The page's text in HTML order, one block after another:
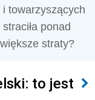
towarzyszących
ponad
straty?
to jest